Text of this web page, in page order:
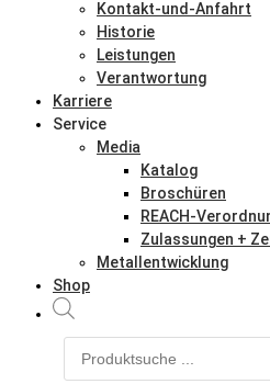
Kontakt-und-Anfahrt
Historie
Leistungen
Verantwortung
Karriere
Service
Media
Katalog
Broschüren
REACH-
Zulassungen +
Metallentwicklung
Shop